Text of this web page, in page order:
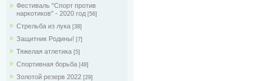
Фестиваль "Спорт против
наркотиков" - 2020 год [56]
Стрельба из лука [38]
Защитник Родины! [7]
Тяжелая атлетика [5]
Спортивная борьба [48]
Золотой резерв 2022 [29]